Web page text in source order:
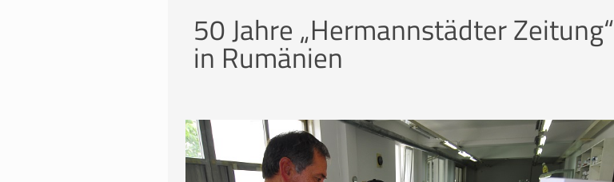
50 Jahre „Hermannstädter Zeitung“
in Rumänien